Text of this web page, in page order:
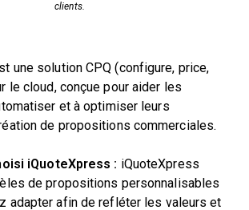
clients.
une solution CPQ (configure, price,
le cloud, conçue pour aider les
et à optimiser leurs
de propositions commerciales.
iQuoteXpress : iQuoteXpress
de propositions personnalisables
adapter afin de refléter les valeurs et